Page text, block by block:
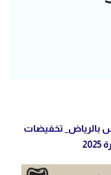
بالرياض_ تخفيضات